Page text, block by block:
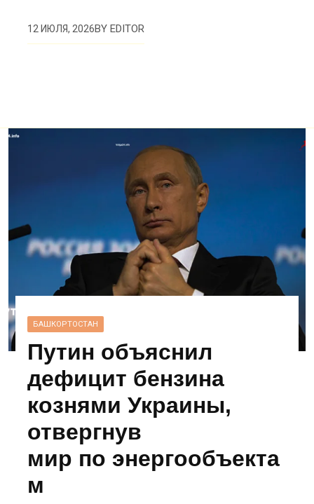
12 ИЮЛЯ, 2026BYEDITOR
БАШКОРТОСТАН
Путин объяснил
дефицит бензина
кознями Украины,
отвергнув
мир по энергообъекта
м